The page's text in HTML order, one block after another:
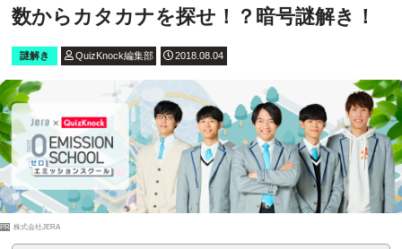
数からカタカナを探せ！？暗号謎解き！
謎解き QuizKnock編集部 2018.08.04
PR 株式会社JERA